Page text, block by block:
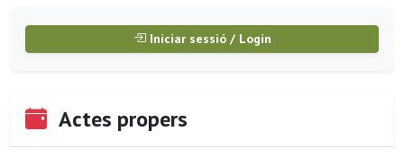
Iniciar sessió / Login
Actes propers